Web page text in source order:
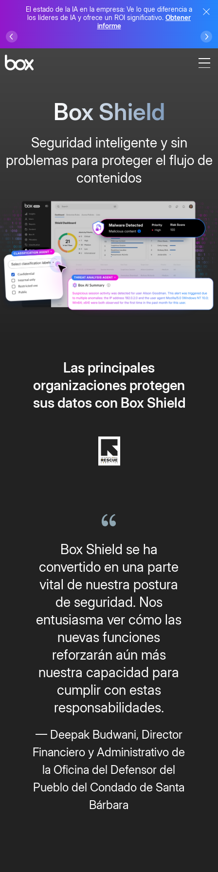
El estado de la IA en la empresa: Ve lo que diferencia a
los líderes de IA y ofrece un ROI significativo. Obtener
informe
Box Shield
Seguridad inteligente y sin
problemas para proteger el flujo de
contenidos
Las principales
organizaciones protegen
sus datos con Box Shield
Box Shield se ha
convertido en una parte
vital de nuestra postura
de seguridad. Nos
entusiasma ver cómo las
nuevas funciones
reforzarán aún más
nuestra capacidad para
cumplir con estas
responsabilidades.
— Deepak Budwani, Director
Financiero y Administrativo de
la Oficina del Defensor del
Pueblo del Condado de Santa
Bárbara